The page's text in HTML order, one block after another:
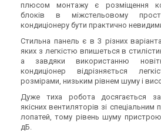
плюсом монтажу є розміщення
блоків в міжстельовому
кондиціонеру бути практично
Стильна панель є в 3 різних
яких з легкістю впишеться в
а завдяки використанню
кондиціонер відрізняється
розмірами, низьким рівнем шуму і
Дуже тиха робота досягається
якісних вентиляторів зі
лопатей, тому рівень шуму
дБ.